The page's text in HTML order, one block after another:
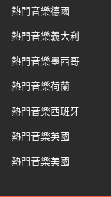
熱門音樂德國
熱門音樂義大利
熱門音樂墨西哥
熱門音樂荷蘭
熱門音樂西班牙
熱門音樂英國
熱門音樂美國